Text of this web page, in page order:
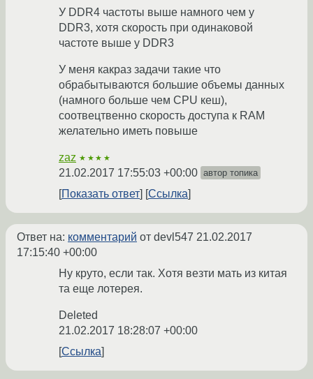
У DDR4 частоты выше намного чем у
DDR3, хотя скорость при одинаковой
частоте выше у DDR3
У меня какраз задачи такие что
обрабытываются большие объемы данных
(намного больше чем CPU кеш),
соотвецтвенно скорость доступа к RAM
желательно иметь повыше
zaz ★★★★
21.02.2017 17:55:03 +00:00 автор топика
Показать ответ Ссылка
Ответ на: комментарий от devl547 21.02.2017
17:15:40 +00:00
Ну круто, если так. Хотя везти мать из китая
та еще лотерея.
Deleted
21.02.2017 18:28:07 +00:00
Ссылка